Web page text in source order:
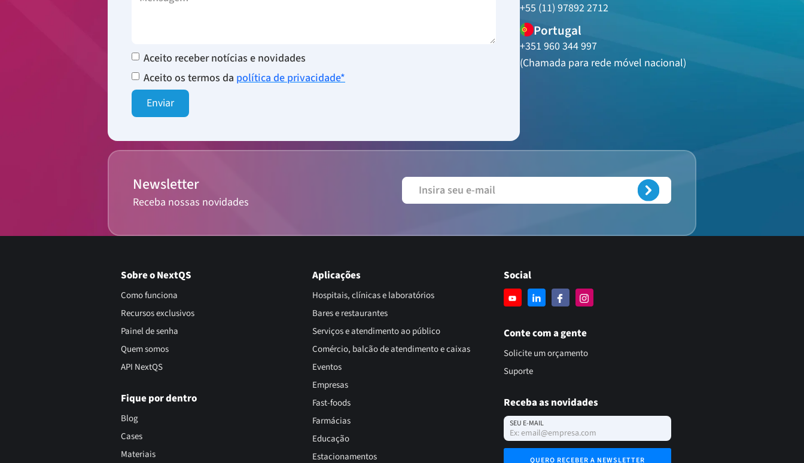
Aceito receber notícias e novidades
Aceito os termos da política de privacidade*
+55 (11) 97892 2712
Portugal
+351 960 344 997
(Chamada para rede móvel nacional)
Newsletter
Receba nossas novidades
Sobre o NextQS
Como funciona
Recursos exclusivos
Painel de senha
Quem somos
API NextQS
Fique por dentro
Blog
Cases
Materiais
Aplicações
Hospitais, clínicas e laboratórios
Bares e restaurantes
Serviços e atendimento ao público
Comércio, balcão de atendimento e caixas
Eventos
Empresas
Fast-foods
Farmácias
Educação
Estacionamentos
Social
Conte com a gente
Solicite um orçamento
Suporte
Receba as novidades
SEU E-MAIL